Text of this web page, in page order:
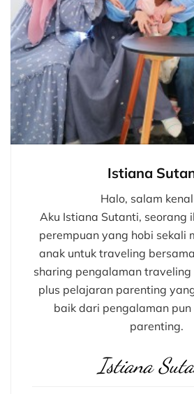
Istiana
Halo, salam
Aku Istiana Sutanti, seorang
perempuan yang hobi sekali
anak untuk traveling
sharing pengalaman traveling
plus pelajaran parenting
baik dari pengalaman
parenting.
Istiana